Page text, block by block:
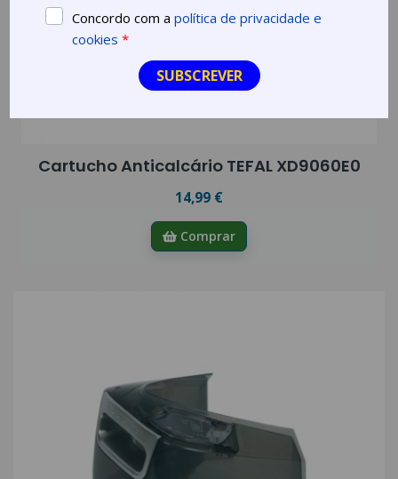
Cartucho Anticalcário TEFAL XD9060E0
14,99 €
Comprar